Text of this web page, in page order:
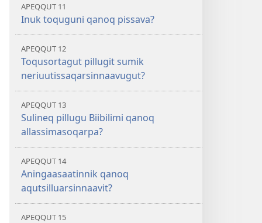
APEQQUT 11
Inuk toquguni qanoq pissava?
APEQQUT 12
Toqusortagut pillugit sumik
neriuutissaqarsinnaavugut?
APEQQUT 13
Sulineq pillugu Biibilimi qanoq
allassimasoqarpa?
APEQQUT 14
Aningaasaatinnik qanoq
aqutsilluarsinnaavit?
APEQQUT 15